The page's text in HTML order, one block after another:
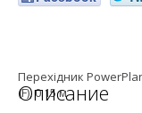
Описание
Перехідник
(F), 0.15 м